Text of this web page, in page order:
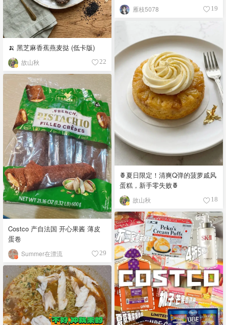
雁枝5078 19
🍌 黑芝麻香蕉燕麦挞 (低卡版)
故山秋 22
🍍夏日限定！清爽Q弹的菠萝戚风
蛋糕，新手零失败🍍
故山秋 18
Costco 产自法国 开心果酱 薄皮
蛋卷
Summer在漂流 29